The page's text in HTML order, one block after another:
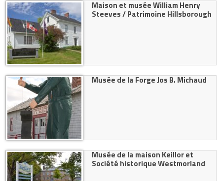
Maison et musée William Henry
Steeves / Patrimoine Hillsborough
Musée de la Forge Jos B. Michaud
Musée de la maison Keillor et
Société historique Westmorland